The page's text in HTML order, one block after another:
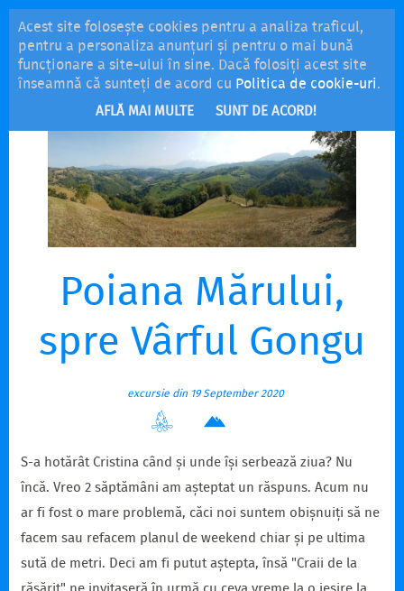
Acest site folosește cookies pentru a analiza traficul,
pentru a personaliza anunțuri și pentru o mai bună
funcționare a site-ului în sine. Dacă folosiți acest site
înseamnă că sunteți de acord cu Politica de cookie-uri.
AFLĂ MAI MULTE SUNT DE ACORD!
MENU
Poiana Mărului,
spre Vârful Gongu
excursie din 19 September 2020
S-a hotărât Cristina când și unde își serbează ziua? Nu
încă. Vreo 2 săptămâni am așteptat un răspuns. Acum nu
ar fi fost o mare problemă, căci noi suntem obișnuiți să ne
facem sau refacem planul de weekend chiar și pe ultima
sută de metri. Deci am fi putut aștepta, însă "Craii de la